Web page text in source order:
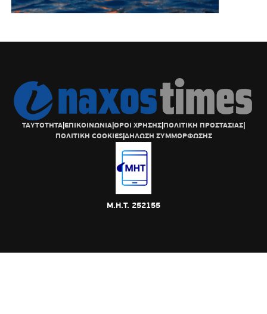
ΤΑΥΤΟΤΗΤΑ|ΕΠΙΚΟΙΝΩΝΙΑ|ΟΡΟΙ ΧΡΗΣΗΣ|ΠΟΛΙΤΙΚΗ ΠΡΟΣΤΑΣΙΑΣ|
ΠΟΛΙΤΙΚΗ COOKIES|ΔΗΛΩΣΗ ΣΥΜΜΟΡΦΩΣΗΣ
Μ.Η.Τ. 252155